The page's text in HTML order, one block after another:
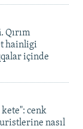
Qırım
hainligi
içinde
kete": cenk
nasıl